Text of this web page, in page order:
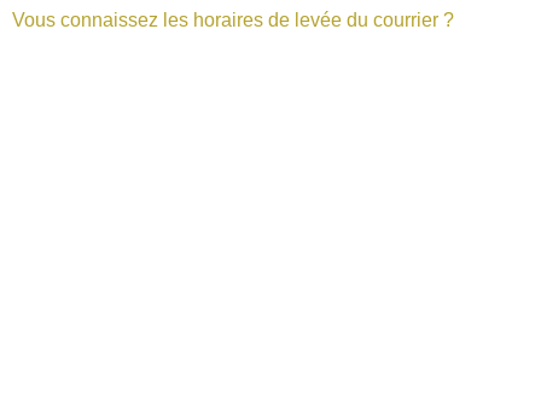
Vous connaissez les horaires de levée du courrier ?